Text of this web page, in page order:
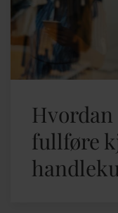
fullføre